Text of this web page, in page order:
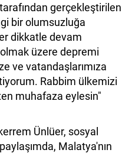
gerçekleştirilen
bir olumsuzluğa
dikkatle devam
üzere depremi
ve vatandaşlarımıza
Rabbim ülkemizi
muhafaza eylesin"
Ünlüer, sosyal
Malatya'nın